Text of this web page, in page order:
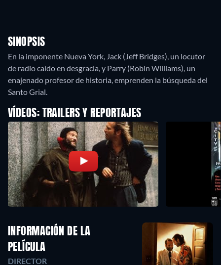
SINOPSIS
En la imponente Nueva York, Jack (Jeff Bridges), un locutor
de radio caído en desgracia, y Parry (Robin Williams), un
enajenado profesor de historia, emprenden la búsqueda del
Santo Grial.
VÍDEOS: TRAILERS Y REPORTAJES
INFORMACIÓN DE LA
PELÍCULA
DIRECTOR